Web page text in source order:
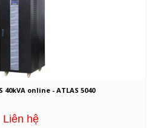
40kVA online - ATLAS 5040
Liên hệ